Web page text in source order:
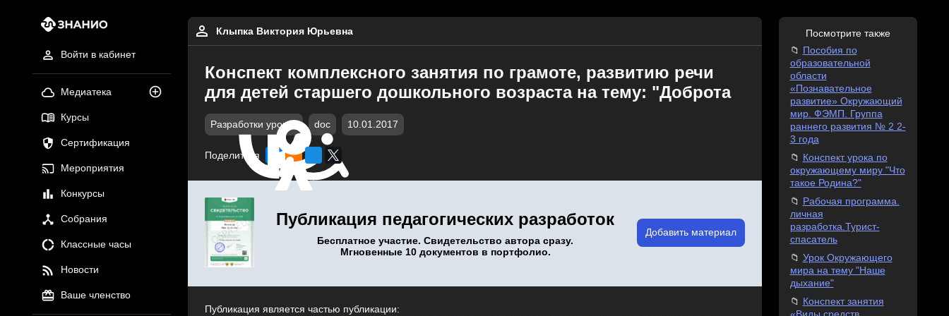
Войти в кабинет
Медиатека
Курсы
Сертификация
Мероприятия
Конкурсы
Собрания
Классные часы
Новости
Ваше членство
Клыпка Виктория Юрьевна
Конспект комплексного занятия по грамоте, развитию речи
для детей старшего дошкольного возраста на тему: "Доброта
Разработки уроков doc 10.01.2017
Поделиться
Публикация педагогических разработок
Бесплатное участие. Свидетельство автора сразу.
Мгновенные 10 документов в портфолио.
Добавить материал
Публикация является частью публикации:
Посмотрите также
Пособия по
образовательной
области
«Познавательное
развитие» Окружающий
мир. ФЭМП. Группа
раннего развития № 2 2-
3 года
Конспект урока по
окружающему миру "Что
такое Родина?"
Рабочая программа.
личная
разработка.Турист-
спасатель
Урок Окружающего
мира на тему "Наше
дыхание"
Конспект занятия